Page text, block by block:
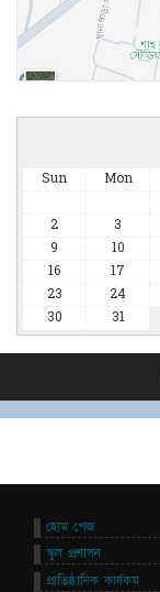
Sun Mon
2
3
9
10
16
17
23
24
30
31
হোম পেজ
স্কুল প্রশাসন
প্রাতিষ্ঠানিক কার্যকম